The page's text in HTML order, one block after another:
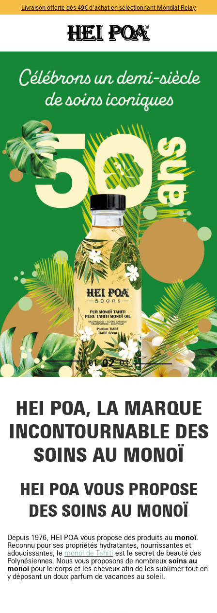
Livraison offerte dès 49€ d’achat en sélectionnant Mondial Relay
-10% sur votre première commande avec le code WELCOME
-10% sur votre première commande avec le code WELCOME
01 02 03
HEI POA, LA MARQUE
INCONTOURNABLE DES
SOINS AU MONOÏ
HEI POA VOUS PROPOSE
DES SOINS AU MONOÏ
Depuis 1976, HEI POA vous propose des produits au monoï.
Reconnu pour ses propriétés hydratantes, nourrissantes et
adoucissantes, le monoi de Tahiti est le secret de beauté des
Polynésiennes. Nous vous proposons de nombreux soins au
monoi pour le corps et les cheveux afin de les sublimer tout en
y déposant un doux parfum de vacances au soleil.